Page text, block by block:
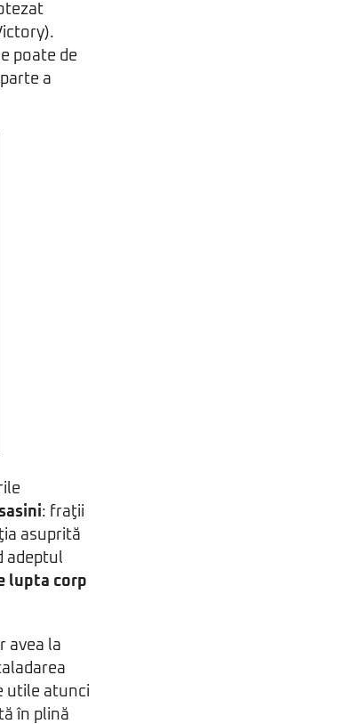
poate de
a
: fraţii
asuprită
adeptul
lupta corp
avea la
utile atunci
în plină